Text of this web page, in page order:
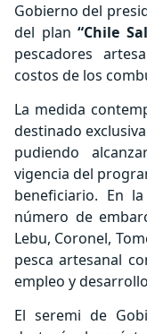
Gobierno del
del plan “Chile
pescadores
costos de los
La medida
destinado
pudiendo
vigencia del
beneficiario. En
número de
Lebu, Coronel,
pesca artesanal
empleo y
El seremi de